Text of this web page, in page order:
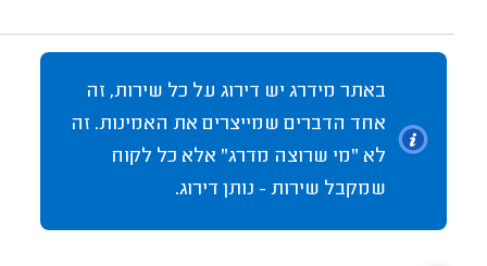
באתר מידרג יש דירוג על כל שירות, זה
אחד הדברים שמייצרים את האמינות. זה
לא "מי שרוצה מדרג" אלא כל לקוח
שמקבל שירות - נותן דירוג.